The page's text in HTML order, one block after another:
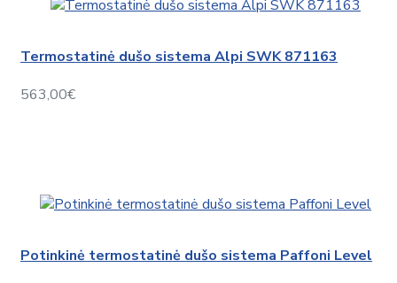
Termostatinė dušo sistema Alpi SWK 871163
563,00€
Potinkinė termostatinė dušo sistema Paffoni Level